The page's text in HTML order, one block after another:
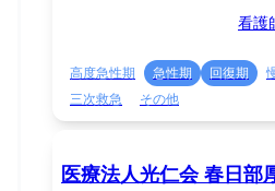
看護
高度急性期 急性期 回復期
三次救急
その他
医療法人光仁会 春日部